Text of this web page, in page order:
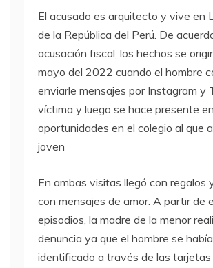
El acusado es arquitecto y vive en
de la República del Perú. De
acusación fiscal, los hechos se
mayo del 2022 cuando el hombre
enviarle mensajes por Instagram y
víctima y luego se hace presente
oportunidades en el colegio al que
joven
En ambas visitas llegó con regalos
con mensajes de amor. A partir de
episodios, la madre de la menor
denuncia ya que el hombre se había
identificado a través de las tarjetas